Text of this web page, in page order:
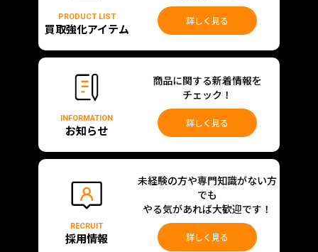
PRODUCT LIST
買取強化アイテム
詳しく見る
INFORMATION
お知らせ
商品に関する新着情報を
チェック！
詳しく見る
RECRUIT
採用情報
未経験の方や専門知識がない方
でも
やる気があれば大歓迎です！
詳しく見る